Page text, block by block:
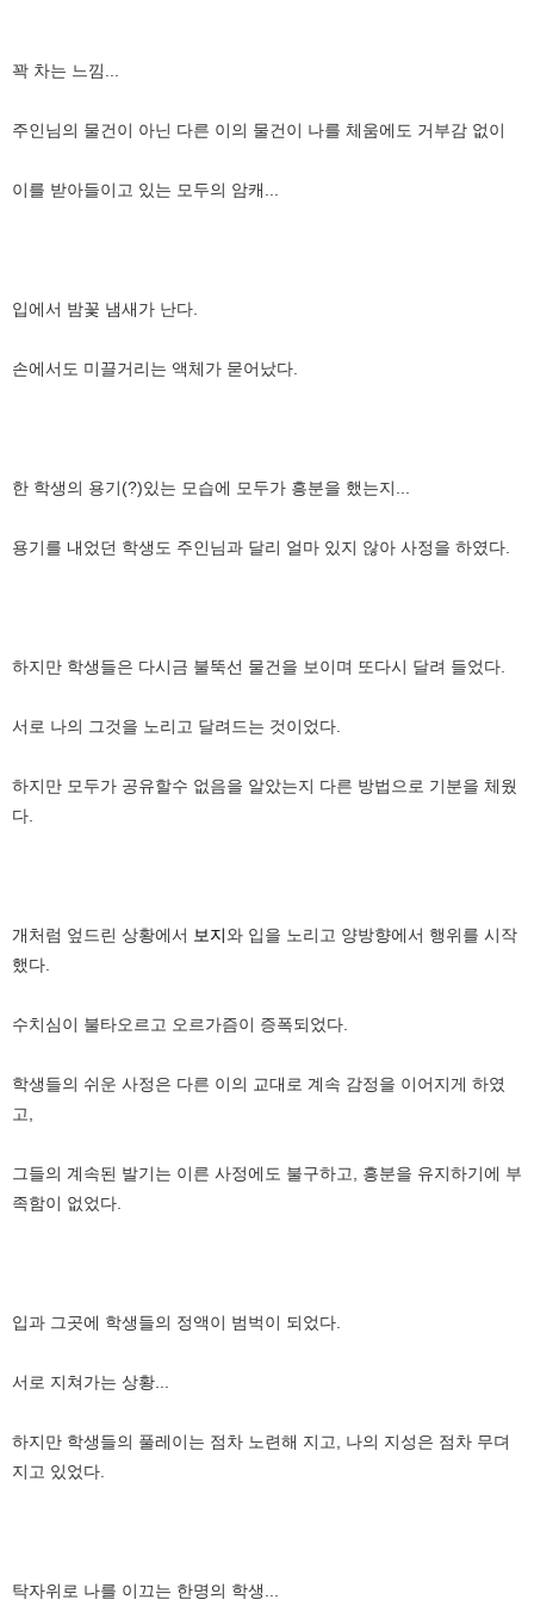
꽉 차는 느낌...
주인님의 물건이 아닌 다른 이의 물건이 나를 체움에도 거부감 없이
이를 받아들이고 있는 모두의 암캐...
입에서 밤꽃 냄새가 난다.
손에서도 미끌거리는 액체가 묻어났다.
한 학생의 용기(?)있는 모습에 모두가 흥분을 했는지...
용기를 내었던 학생도 주인님과 달리 얼마 있지 않아 사정을 하였다.
하지만 학생들은 다시금 불뚝선 물건을 보이며 또다시 달려 들었다.
서로 나의 그것을 노리고 달려드는 것이었다.
하지만 모두가 공유할수 없음을 알았는지 다른 방법으로 기분을 체웠
다.
개처럼 엎드린 상황에서 보지와 입을 노리고 양방향에서 행위를 시작
했다.
수치심이 불타오르고 오르가즘이 증폭되었다.
학생들의 쉬운 사정은 다른 이의 교대로 계속 감정을 이어지게 하였
고,
그들의 계속된 발기는 이른 사정에도 불구하고, 흥분을 유지하기에 부
족함이 없었다.
입과 그곳에 학생들의 정액이 범벅이 되었다.
서로 지쳐가는 상황...
하지만 학생들의 풀레이는 점차 노련해 지고, 나의 지성은 점차 무뎌
지고 있었다.
탁자위로 나를 이끄는 한명의 학생...